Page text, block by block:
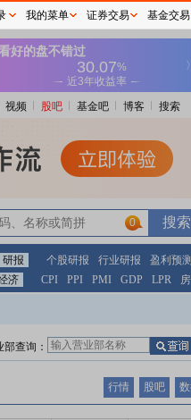
视频 股吧 基金吧 博客 搜索
0
研报 个股研报 行业研报
盈利预测
济 CPI PPI PMI GDP LPR
部查询：
行情 股吧
我的菜单 证券交易 基金交易